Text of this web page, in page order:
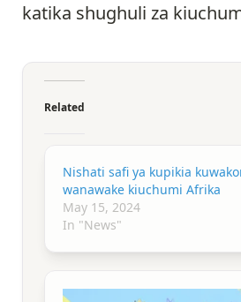
katika shughuli za
Related
Nishati safi ya kupikia
wanawake kiuchumi Afrika
May 15, 2024
In "News"